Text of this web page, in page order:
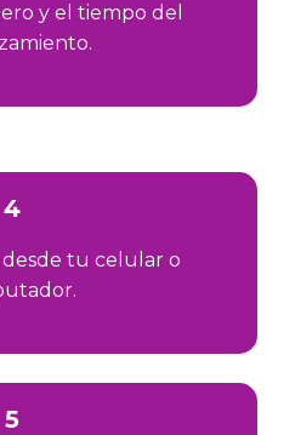
y el tiempo del
4
tu celular o
5